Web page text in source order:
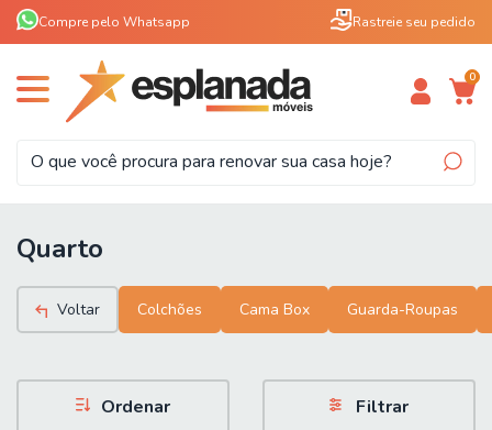
Compre pelo Whatsapp Rastreie seu pedido
0
Quarto
Voltar Colchões Cama Box Guarda-Roupas
Ordenar Filtrar